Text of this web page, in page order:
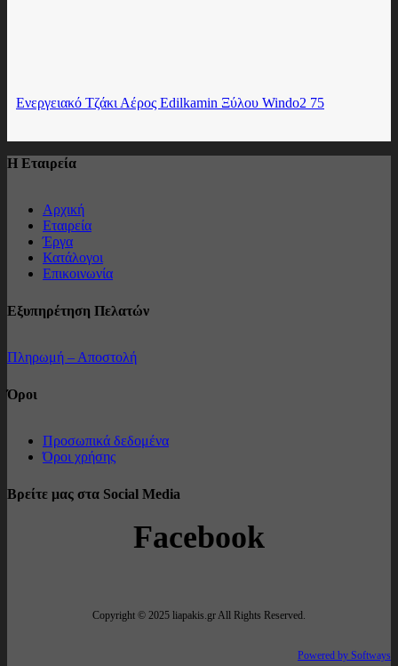
Eνεργειακό Τζάκι Αέρος Edilkamin Ξύλου Windo2 75
Η Εταιρεία
Αρχική
Εταιρεία
Έργα
Κατάλογοι
Επικοινωνία
Εξυπηρέτηση Πελατών
Πληρωμή – Αποστολή
Όροι
Προσωπικά δεδομένα
Όροι χρήσης
Βρείτε μας στα Social Media
Facebook
Copyright © 2025 liapakis.gr All Rights Reserved.
Powered by Softways